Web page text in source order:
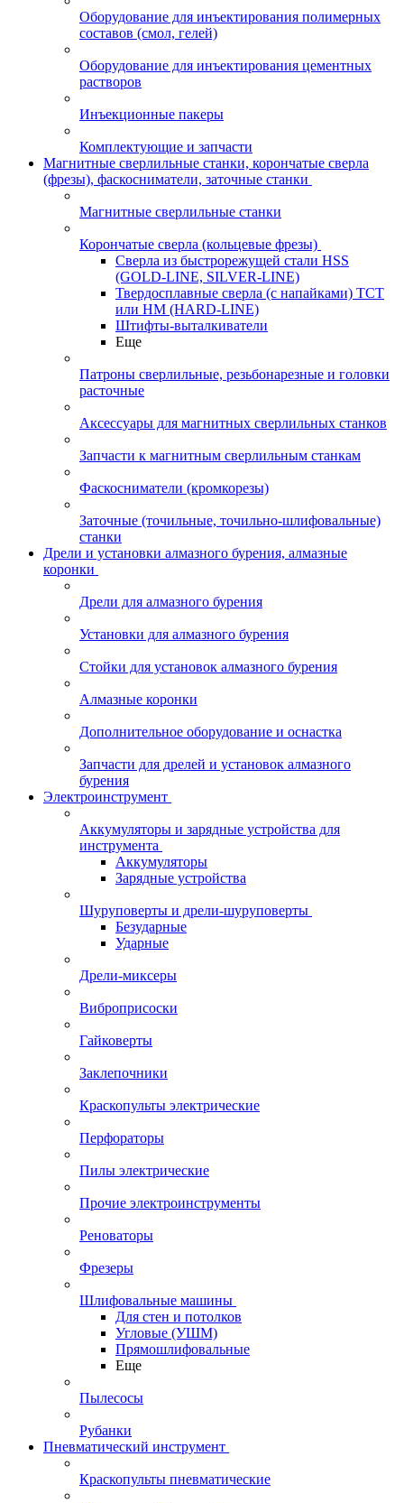
Оборудование для инъектирования полимерных
составов (смол, гелей)
Оборудование для инъектирования цементных
растворов
Инъекционные пакеры
Комплектующие и запчасти
Магнитные сверлильные станки, корончатые сверла
(фрезы), фаскосниматели, заточные станки
Магнитные сверлильные станки
Корончатые сверла (кольцевые фрезы)
Сверла из быстрорежущей стали HSS
(GOLD-LINE, SILVER-LINE)
Твердосплавные сверла (с напайками) ТСТ
или HM (HARD-LINE)
Штифты-выталкиватели
Еще
Патроны сверлильные, резьбонарезные и головки
расточные
Аксессуары для магнитных сверлильных станков
Запчасти к магнитным сверлильным станкам
Фаскосниматели (кромкорезы)
Заточные (точильные, точильно-шлифовальные)
станки
Дрели и установки алмазного бурения, алмазные
коронки
Дрели для алмазного бурения
Установки для алмазного бурения
Стойки для установок алмазного бурения
Алмазные коронки
Дополнительное оборудование и оснастка
Запчасти для дрелей и установок алмазного
бурения
Электроинструмент
Аккумуляторы и зарядные устройства для
инструмента
Аккумуляторы
Зарядные устройства
Шуруповерты и дрели-шуруповерты
Безударные
Ударные
Дрели-миксеры
Виброприсоски
Гайковерты
Заклепочники
Краскопульты электрические
Перфораторы
Пилы электрические
Прочие электроинструменты
Реноваторы
Фрезеры
Шлифовальные машины
Для стен и потолков
Угловые (УШМ)
Прямошлифовальные
Еще
Пылесосы
Рубанки
Пневматический инструмент
Краскопульты пневматические